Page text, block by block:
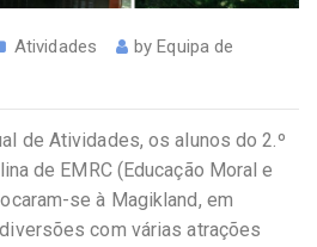
Atividades by Equipa de
de Atividades, os alunos do 2.º
de EMRC (Educação Moral e
se à Magikland, em
com várias atrações